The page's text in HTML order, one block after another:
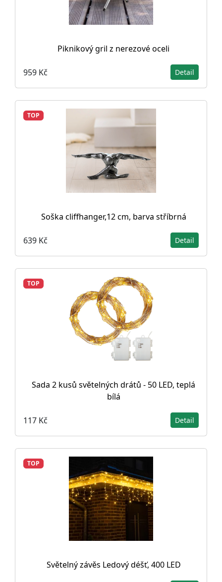
Piknikový gril z nerezové oceli
959 Kč Detail
TOP
Soška cliffhanger,12 cm, barva stříbrná
639 Kč Detail
TOP
Sada 2 kusů světelných drátů - 50 LED, teplá
bílá
117 Kč Detail
TOP
Světelný závěs Ledový déšť, 400 LED